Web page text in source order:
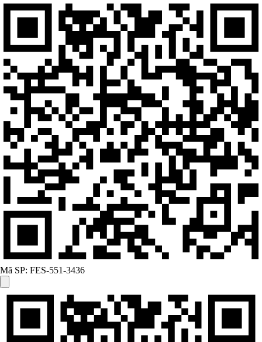
Mã SP: FES-551-3436